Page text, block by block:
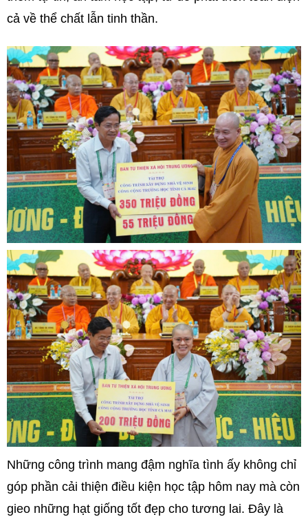
cả về thể chất lẫn tinh thần.
Những công trình mang đậm nghĩa tình ấy không chỉ
góp phần cải thiện điều kiện học tập hôm nay mà còn
gieo những hạt giống tốt đẹp cho tương lai. Đây là